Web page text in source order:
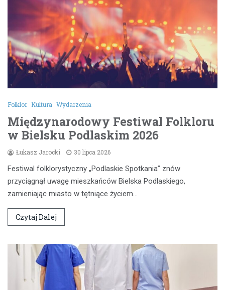
Folklor Kultura Wydarzenia
Międzynarodowy Festiwal Folkloru
w Bielsku Podlaskim 2026
Łukasz Jarocki 30 lipca 2026
Festiwal folklorystyczny „Podlaskie Spotkania” znów
przyciągnął uwagę mieszkańców Bielska Podlaskiego,
zamieniając miasto w tętniące życiem…
Czytaj Dalej